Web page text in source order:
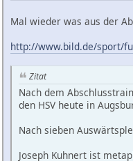
Mal wieder was aus der
http://www.bild.de/sport/
Zitat
Nach dem
den HSV heute in
Nach sieben
Joseph Kuhnert ist